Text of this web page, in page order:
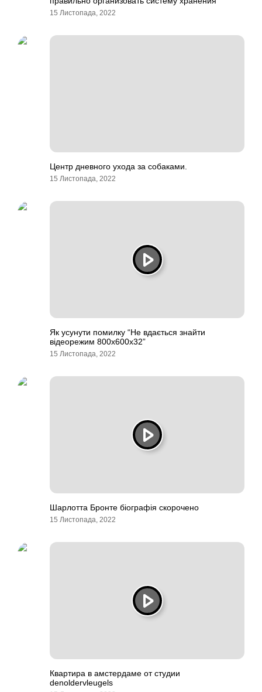
15 Листопада, 2022
Центр дневного ухода за собаками.
15 Листопада, 2022
Як усунути помилку “Не вдається знайти
відеорежим 800x600x32”
15 Листопада, 2022
Шарлотта Бронте біографія скорочено
15 Листопада, 2022
Квартира в амстердаме от студии
denoldervleugels